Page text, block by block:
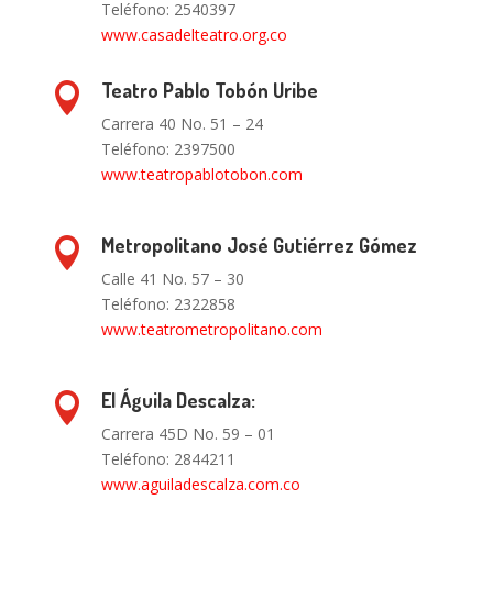
Teléfono: 2540397
www.casadelteatro.org.co
 Teatro Pablo Tobón Uribe
Carrera 40 No. 51 – 24
Teléfono: 2397500
www.teatropablotobon.com
 Metropolitano José Gutiérrez Gómez
Calle 41 No. 57 – 30
Teléfono: 2322858
www.teatrometropolitano.com
 El Águila Descalza:
Carrera 45D No. 59 – 01
Teléfono: 2844211
www.aguiladescalza.com.co